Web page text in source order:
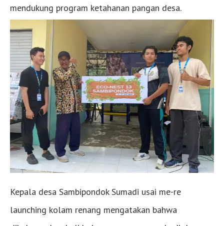
mendukung program ketahanan pangan desa.
Kepala desa Sambipondok Sumadi usai me-re
launching kolam renang mengatakan bahwa